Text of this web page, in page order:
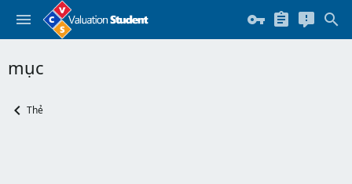
mục
Thẻ